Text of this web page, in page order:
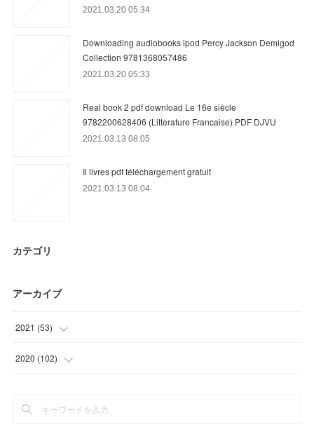
2021.03.20 05:34
Downloading audiobooks ipod Percy Jackson Demigod
Collection 9781368057486
2021.03.20 05:33
Real book 2 pdf download Le 16e siècle
9782200628406 (Litterature Francaise) PDF DJVU
2021.03.13 08:05
Il livres pdf téléchargement gratuit
2021.03.13 08:04
カテゴリ
アーカイブ
2021 (53)
(12
(
2020 (102)
(